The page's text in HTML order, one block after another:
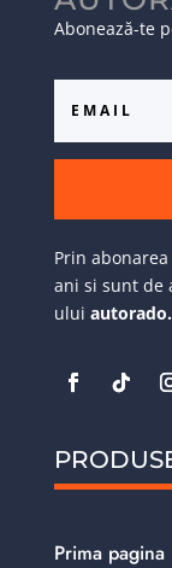
Abonează-te
Prin
ani si sunt de
ului
Prima pagina